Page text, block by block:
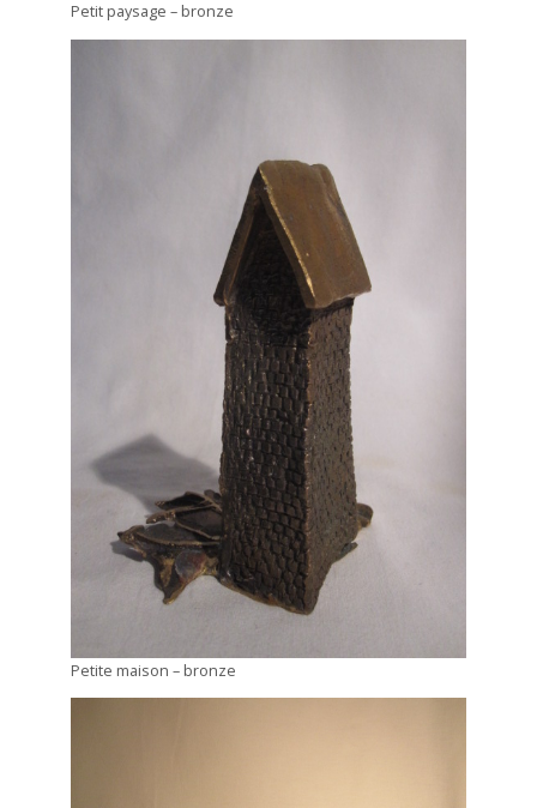
Petit paysage – bronze
Petite maison – bronze